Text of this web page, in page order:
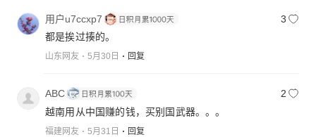
用户u7ccxp7
3
都是挨过揍的。
山东网友 5月30日 回复
ABC
2
越南用从中国赚的钱，买别国武器。。。
福建网友 5月31日 回复